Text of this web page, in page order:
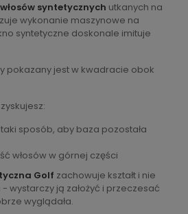
syntetycznych utkanych na
wykonanie maszynowe na
syntetyczne doskonale imituje
pokazany jest w kwadracie obok
sposób, aby baza pozostała
włosów w górnej części
Golf zachowuje kształt i nie
wystarczy ją założyć i przeczesać
wyglądała.